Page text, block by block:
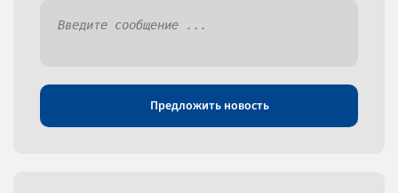
Предложить новость